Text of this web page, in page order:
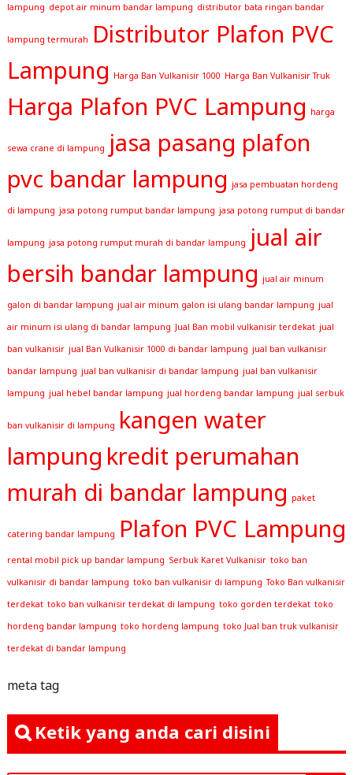
lampung depot air minum bandar lampung distributor bata ringan bandar
lampung termurah
Distributor Plafon PVC
Lampung Harga Ban Vulkanisir 1000 Harga Ban Vulkanisir Truk
Harga Plafon PVC Lampung harga
sewa crane di lampung
jasa pasang plafon
pvc bandar lampung jasa pembuatan hordeng
di lampung jasa potong rumput bandar lampung jasa potong rumput di bandar
lampung jasa potong rumput murah di bandar lampung
jual air
bersih bandar lampung jual air minum
galon di bandar lampung jual air minum galon isi ulang bandar lampung jual
air minum isi ulang di bandar lampung Jual Ban mobil vulkanisir terdekat jual
ban vulkanisir jual Ban Vulkanisir 1000 di bandar lampung jual ban vulkanisir
bandar lampung jual ban vulkanisir di bandar lampung jual ban vulkanisir
lampung jual hebel bandar lampung jual hordeng bandar lampung jual serbuk
ban vulkanisir di lampung kangen water
lampung kredit perumahan
murah di bandar lampung paket
catering bandar lampung Plafon PVC Lampung
rental mobil pick up bandar lampung Serbuk Karet Vulkanisir toko ban
vulkanisir di bandar lampung toko ban vulkanisir di lampung Toko Ban vulkanisir
terdekat toko ban vulkanisir terdekat di lampung toko gorden terdekat toko
hordeng bandar lampung toko hordeng lampung toko Jual ban truk vulkanisir
terdekat di bandar lampung
meta tag
Ketik yang anda cari disini